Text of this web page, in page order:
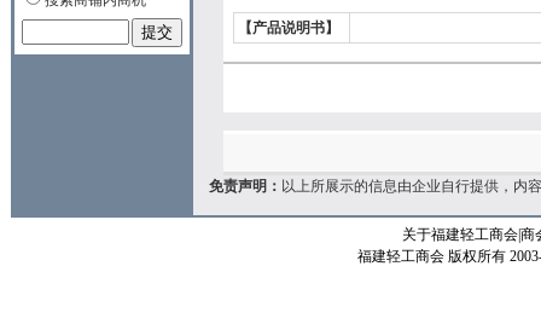
【产品说明书】
免责声明： 以上所展示的信息由企业自行提供，内
关于福建轻工商会商
福建轻工商会 版权所有